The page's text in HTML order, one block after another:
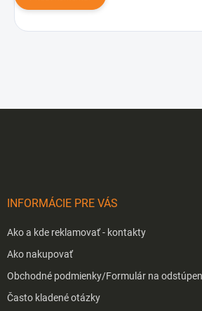
INFORMÁCIE PRE VÁS
Ako a kde reklamovať - kontakty
Ako nakupovať
Obchodné podmienky/Formulár na
Často kladené otázky